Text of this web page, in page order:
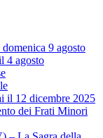
9 agosto
4 agosto
il 12 dicembre 2025
dei Frati Minori